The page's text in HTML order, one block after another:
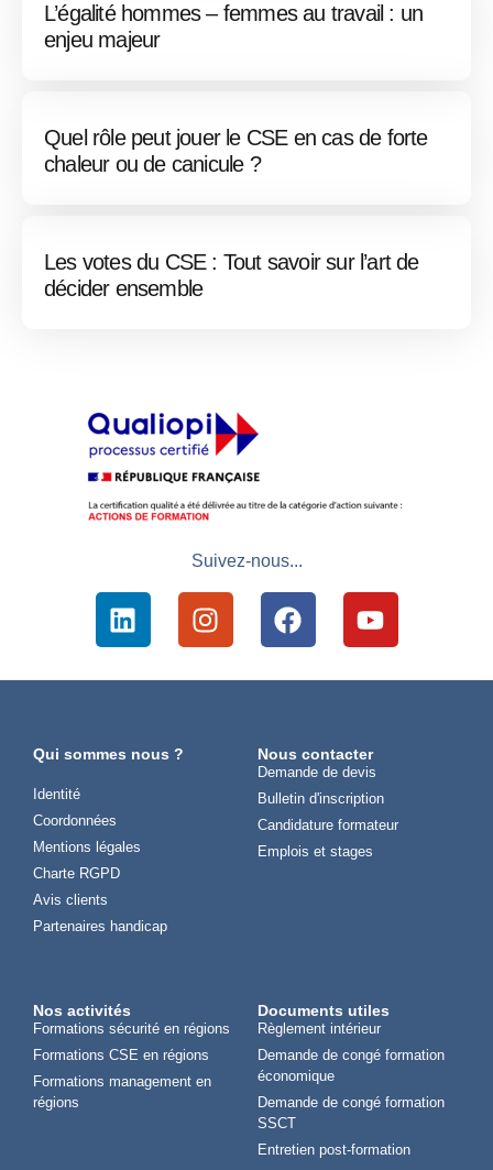
L’égalité hommes – femmes au travail : un
enjeu majeur
Quel rôle peut jouer le CSE en cas de forte
chaleur ou de canicule ?
Les votes du CSE : Tout savoir sur l’art de
décider ensemble
Suivez-nous...
Qui sommes nous ?
Identité
Coordonnées
Mentions légales
Charte RGPD
Avis clients
Partenaires handicap
Nous contacter
Demande de devis
Bulletin d'inscription
Candidature formateur
Emplois et stages
Nos activités
Formations sécurité en régions
Formations CSE en régions
Formations management en
régions
Documents utiles
Règlement intérieur
Demande de congé formation
économique
Demande de congé formation
SSCT
Entretien post-formation